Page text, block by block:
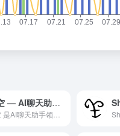
小悟空 — AI聊天助手领域的专业 AI 工具